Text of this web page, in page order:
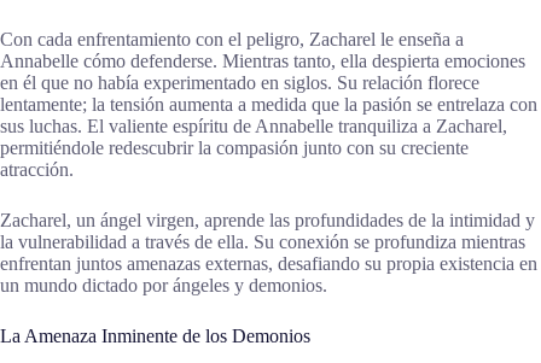
Con cada enfrentamiento con el peligro, Zacharel le enseña a
Annabelle cómo defenderse. Mientras tanto, ella despierta emociones
en él que no había experimentado en siglos. Su relación florece
lentamente; la tensión aumenta a medida que la pasión se entrelaza con
sus luchas. El valiente espíritu de Annabelle tranquiliza a Zacharel,
permitiéndole redescubrir la compasión junto con su creciente
atracción.
Zacharel, un ángel virgen, aprende las profundidades de la intimidad y
la vulnerabilidad a través de ella. Su conexión se profundiza mientras
enfrentan juntos amenazas externas, desafiando su propia existencia en
un mundo dictado por ángeles y demonios.
La Amenaza Inminente de los Demonios